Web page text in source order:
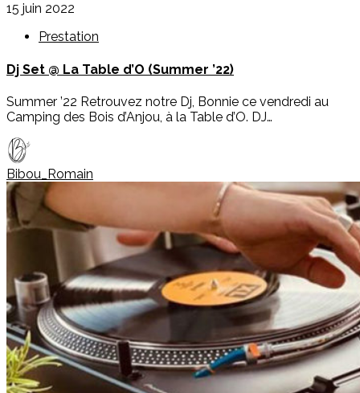
15 juin 2022
Prestation
Dj Set @ La Table d’O (Summer ’22)
Summer ’22 Retrouvez notre Dj, Bonnie ce vendredi au
Camping des Bois d’Anjou, à la Table d’O. DJ…
Bibou_Romain